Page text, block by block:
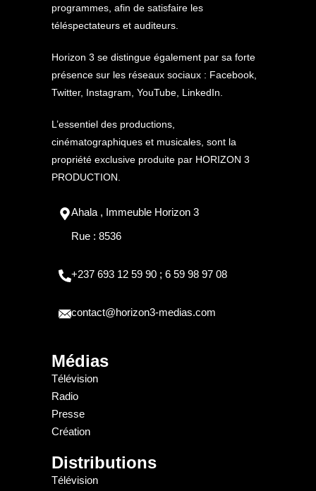
programmes, afin de satisfaire les
téléspectateurs et auditeurs.
Horizon 3 se distingue également par sa forte
présence sur les réseaux sociaux : Facebook,
Twitter, Instagram, YouTube, LinkedIn.
L’essentiel des productions,
cinématographiques et musicales, sont la
propriété exclusive produite par HORIZON 3
PRODUCTION.
Ahala , Immeuble Horizon 3
Rue : 8536
+237 693 12 59 90 ; 6 59 98 97 08
contact@horizon3-medias.com
Médias
Télévision
Radio
Presse
Création
Distributions
Télévision